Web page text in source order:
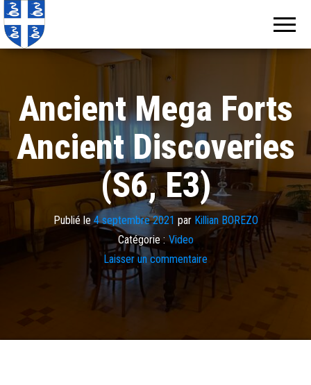
Ancient Mega Forts
Ancient Discoveries
(S6, E3)
Publié le 4 septembre 2021 par Killian BOREZO
Catégorie : Video
Laisser un commentaire